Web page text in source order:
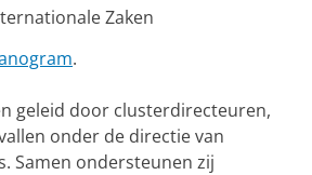
Zaken
.
geleid door clusterdirecteuren,
onder de directie van
Samen ondersteunen zij